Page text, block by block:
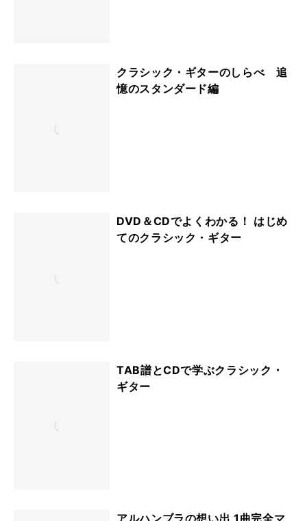
クラシック・ギターのしらべ 追
憶のスタンダード編
DVD＆CDでよくわかる！ はじめ
てのクラシック・ギター
TAB譜とCDで学ぶクラシック・
ギター